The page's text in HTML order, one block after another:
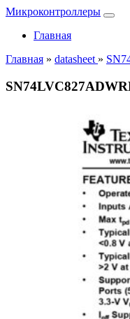
Микроконтроллеры
Главная
Главная » datasheet »